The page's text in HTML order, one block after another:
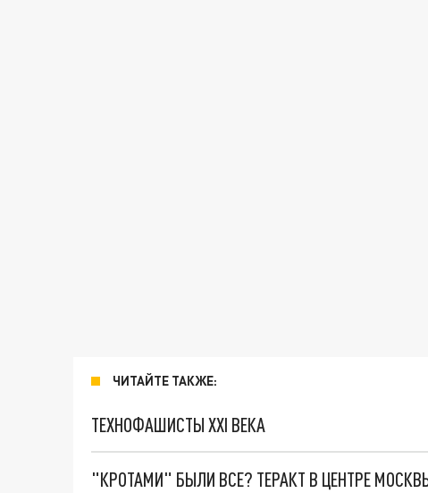
ЧИТАЙТЕ ТАКЖЕ:
ТЕХНОФАШИСТЫ XXI ВЕКА
"КРОТАМИ" БЫЛИ ВСЕ? ТЕРАКТ В ЦЕНТРЕ